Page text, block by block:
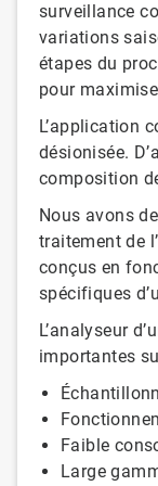
surveillance
variations
étapes du
pour
L’application
désionisée.
composition
Nous avons
traitement de
conçus en
spécifiques
L’analyseur
importantes
Faible
Large